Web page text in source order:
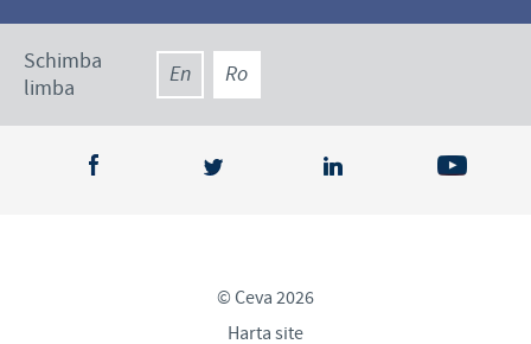
Schimba
limba
En Ro
© Ceva 2026
Harta site